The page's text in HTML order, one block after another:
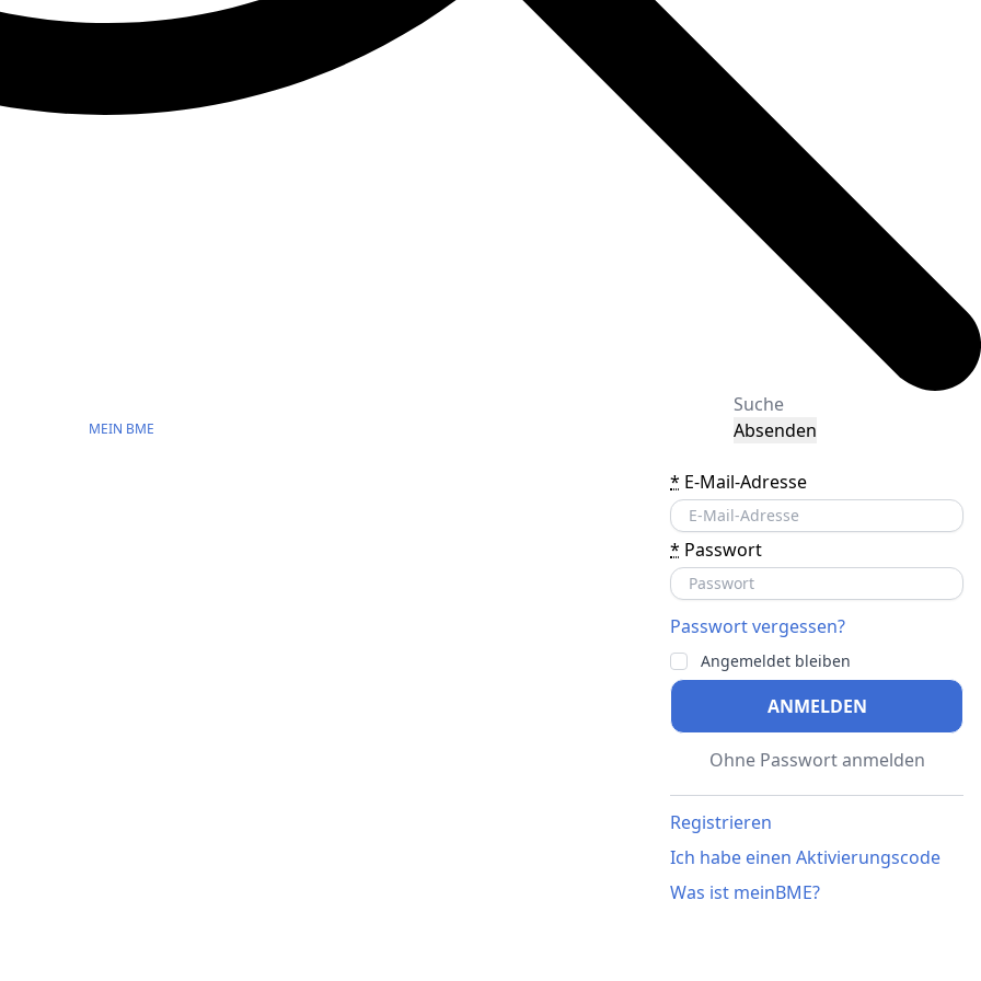
Absenden
MEIN BME
* E-Mail-Adresse
* Passwort
Passwort vergessen?
Angemeldet bleiben
ANMELDEN
Ohne Passwort anmelden
Registrieren
Ich habe einen Aktivierungscode
Was ist meinBME?